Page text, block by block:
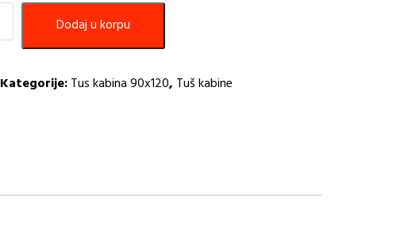
Dodaj u korpu
Kategorije:Tus kabina 90x120, Tuš kabine